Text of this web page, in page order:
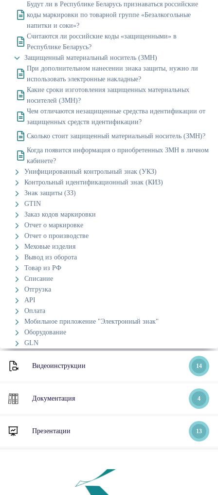
Будут ли в Республике Беларусь признаваться российские
коды маркировки по товарной группе «Безалкогольные
напитки и соки»?
Считаются ли российские коды «защищенными» в
Республике Беларусь?
Защищенный материальный носитель (ЗМН)
При дополнительном нанесении знака защиты, нужно ли
использовать электронные накладные?
Какие сроки изготовления защищенных материальных
носителей (ЗМН)?
Чем отличаются незащищенные средства идентификации от
защищенных средств идентификации?
Сколько стоит защищенный материальный носитель (ЗМН)?
Когда появится информация о приобретенных ЗМН в личном
кабинете?
Унифицированный контрольный знак (УКЗ)
Контрольный идентификационный знак (КИЗ)
Знак защиты (ЗЗ)
GTIN
Заказ кодов маркировки
Отчет о маркировке
Отчет о производстве
Меховые изделия
Вывод из оборота
Товар из РФ
Списание
Отгрузка
API
Оплата
Мобильное приложение "Электронный знак"
Оборудование
GLN
Видеоинструкции 14
Документация 4
Презентации 13